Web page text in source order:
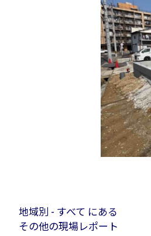
地域別 - すべて にある
その他の現場レポート